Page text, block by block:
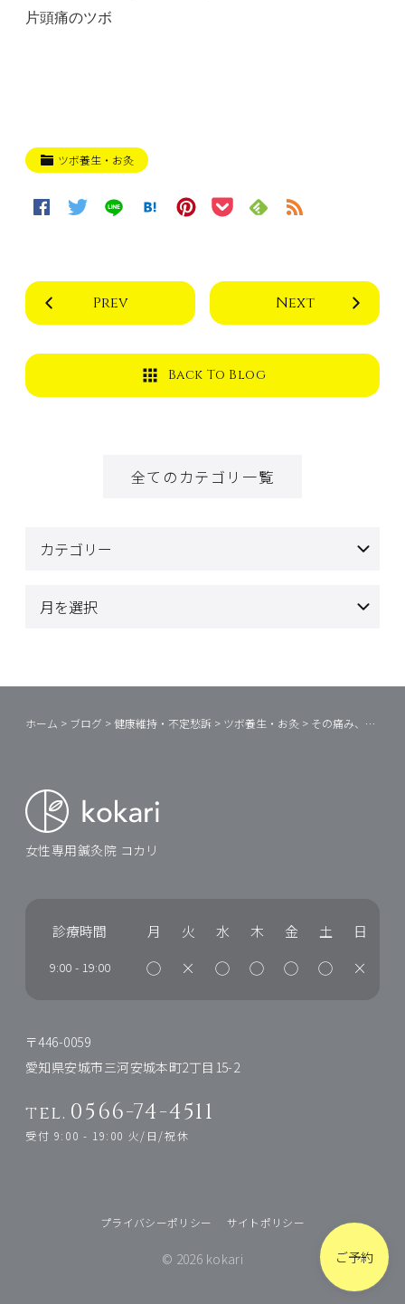
ご予約
片頭痛のツボ
ツボ養生・お灸
Prev Next
Back To Blog
全てのカテゴリ一覧
ホーム > ブログ >健康維持・不定愁訴 > ツボ養生・お灸 > その痛み、自宅でお灸をしてみませんか②
女性専用鍼灸院 コカリ
診療時間 月 火 水 木 金 土 日
9:00 - 19:00 ◯ × ◯ ◯ ◯ ◯ ×
〒446-0059
愛知県安城市三河安城本町2丁目15-2
tel. 0566-74-4511
受付 9:00 - 19:00 火/日/祝休
プライバシーポリシー サイトポリシー
© 2026 kokari